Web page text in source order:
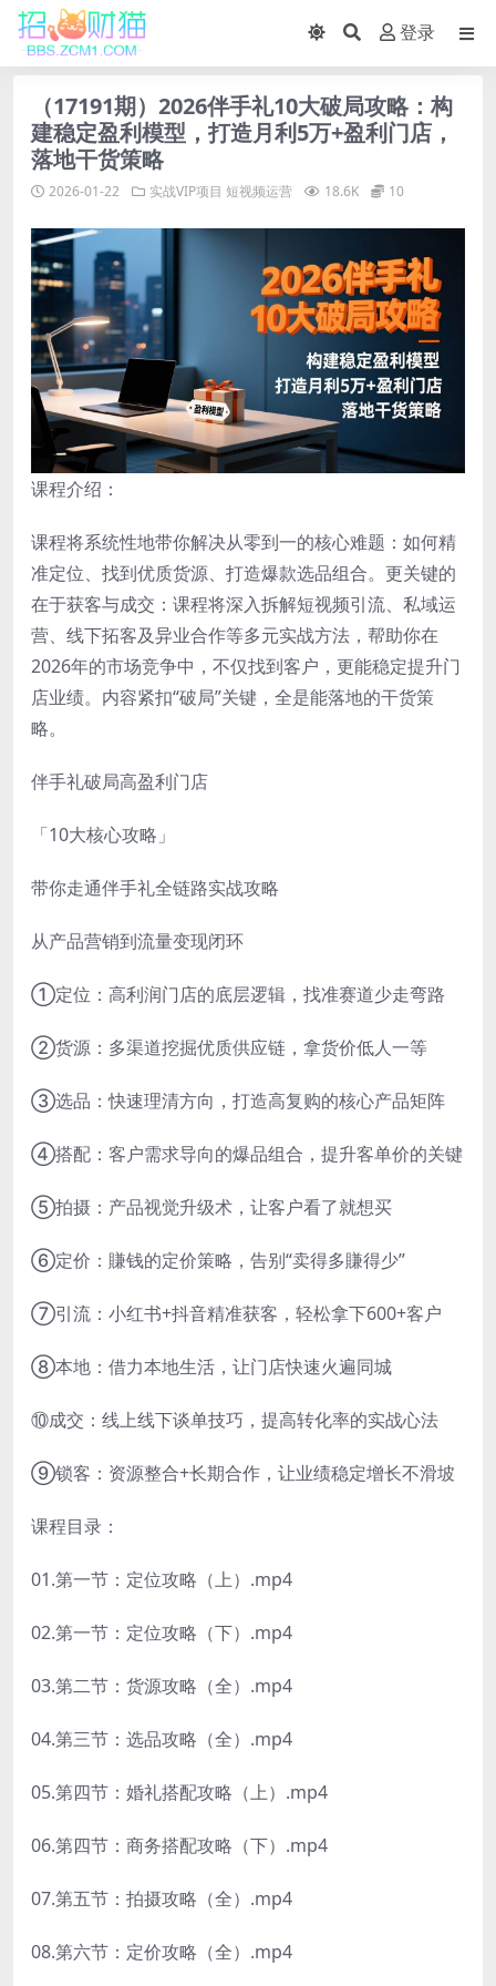
登录
（17191期）2026伴手礼10大破局攻略：构
建稳定盈利模型，打造月利5万+盈利门店，
落地干货策略
2026-01-22 实战VIP项目 短视频运营 18.6K 10
课程介绍：
课程将系统性地带你解决从零到一的核心难题：如何精
准定位、找到优质货源、打造爆款选品组合。更关键的
在于获客与成交：课程将深入拆解短视频引流、私域运
营、线下拓客及异业合作等多元实战方法，帮助你在
2026年的市场竞争中，不仅找到客户，更能稳定提升门
店业绩。内容紧扣“破局”关键，全是能落地的干货策
略。
伴手礼破局高盈利门店
「10大核心攻略」
带你走通伴手礼全链路实战攻略
从产品营销到流量变现闭环
①定位：高利润门店的底层逻辑，找准赛道少走弯路
②货源：多渠道挖掘优质供应链，拿货价低人一等
③选品：快速理清方向，打造高复购的核心产品矩阵
④搭配：客户需求导向的爆品组合，提升客单价的关键
⑤拍摄：产品视觉升级术，让客户看了就想买
⑥定价：賺钱的定价策略，告别“卖得多賺得少”
⑦引流：小红书+抖音精准获客，轻松拿下600+客户
⑧本地：借力本地生活，让门店快速火遍同城
⑩成交：线上线下谈单技巧，提高转化率的实战心法
⑨锁客：资源整合+长期合作，让业绩稳定增长不滑坡
课程目录：
01.第一节：定位攻略（上）.mp4
02.第一节：定位攻略（下）.mp4
03.第二节：货源攻略（全）.mp4
04.第三节：选品攻略（全）.mp4
05.第四节：婚礼搭配攻略（上）.mp4
06.第四节：商务搭配攻略（下）.mp4
07.第五节：拍摄攻略（全）.mp4
08.第六节：定价攻略（全）.mp4